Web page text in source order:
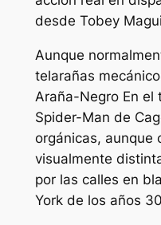
desde Tobey
Aunque
telarañas
Araña-NegroEn el
Spider-Man de
orgánicas, aunque
visualmente
por las calles en
York de los años